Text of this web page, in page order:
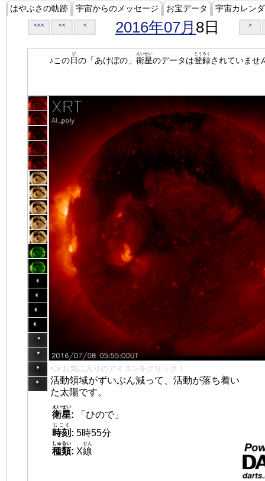
はやぶさの軌跡 宇宙からのメッセージ お宝データ 宇宙カレン
<<< << < 2016年07月 8日 >
♪この日
ひ
の「あけぼの」 衛星
えいせい
のデータは登録
とうろく
されていませ
👈 お気に入りのアイコンをクリック！
活動領域がずいぶん減って、活動が落ち着い
た太陽です。
衛星
えいせい
:
「ひので」
時刻
じこく
: 5時55分
種類
しゅるい
: X線
せん